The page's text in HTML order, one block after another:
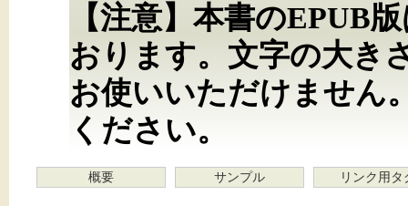
【注意】本書のEPUB
おります。文字の大き
お使いいただけません
ください。
概要 サンプル リンク用タ